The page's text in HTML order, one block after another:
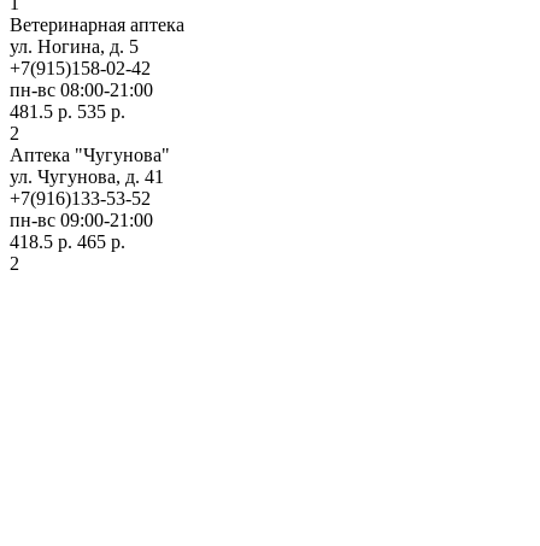
Ветеринарная аптека
ул. Ногина, д. 5
+7(915)158-02-42
пн-вс 08:00-21:00
481.5 р. 535 р.
2
Аптека "Чугунова"
ул. Чугунова, д. 41
+7(916)133-53-52
пн-вс 09:00-21:00
418.5 р. 465 р.
2